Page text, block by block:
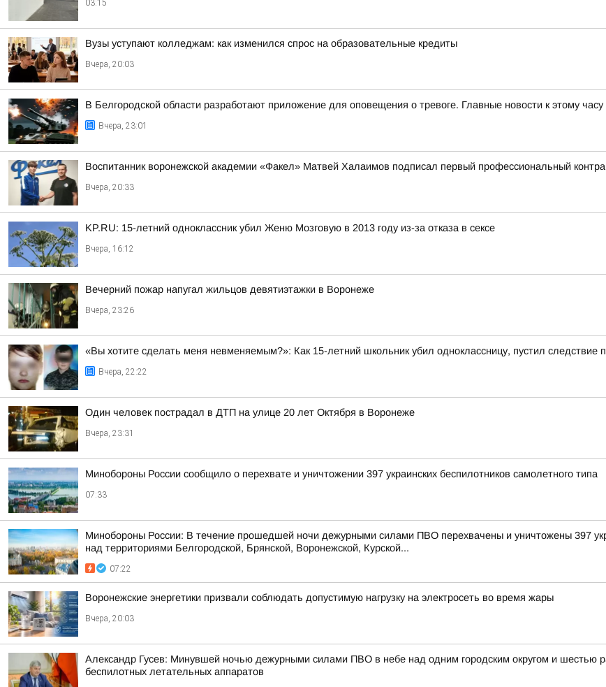
03:15
Вузы уступают колледжам: как изменился спрос на образовательные кредиты
Вчера, 20:03
В Белгородской области разработают приложение для оповещения о тревоге. Главные новости к этому часу
Вчера, 23:01
Воспитанник воронежской академии «Факел» Матвей Халаимов подписал первый профессиональный
Вчера, 20:33
KP.RU: 15-летний одноклассник убил Женю Мозговую в 2013 году из-за отказа в сексе
Вчера, 16:12
Вечерний пожар напугал жильцов девятиэтажки в Воронеже
Вчера, 23:26
«Вы хотите сделать меня невменяемым?»: Как 15-летний школьник убил одноклассницу, пустил следствие
Вчера, 22:22
Один человек пострадал в ДТП на улице 20 лет Октября в Воронеже
Вчера, 23:31
Минобороны России сообщило о перехвате и уничтожении 397 украинских беспилотников самолетного типа
07:33
Минобороны России: В течение прошедшей ночи дежурными силами ПВО перехвачены и уничтожены 397
над территориями Белгородской, Брянской, Воронежской, Курской...
07:22
Воронежские энергетики призвали соблюдать допустимую нагрузку на электросеть во время жары
Вчера, 20:03
Александр Гусев: Минувшей ночью дежурными силами ПВО в небе над одним городским округом и шестью
беспилотных летательных аппаратов